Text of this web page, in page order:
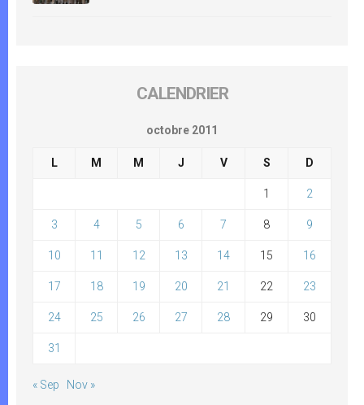
CALENDRIER
octobre 2011
L M M J V S D
1 2
3 4 5 6 7 8 9
10 11 12 13 14 15 16
17 18 19 20 21 22 23
24 25 26 27 28 29 30
31
« Sep Nov »